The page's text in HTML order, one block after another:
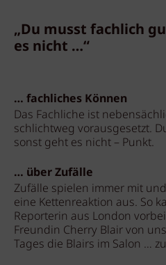
„Du musst fachlich
es nicht …“
… fachliches Können
Das Fachliche ist
schlichtweg vorausgesetzt.
sonst geht es nicht – Punkt.
… über Zufälle
Zufälle spielen immer mit
eine Kettenreaktion aus. So
Reporterin aus London
Freundin Cherry Blair von
Tages die Blairs im Salon …